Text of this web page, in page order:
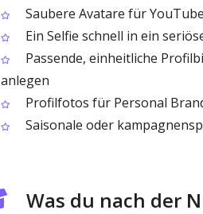
Saubere Avatare für
Ein Selfie schnell in ein
Passende, einheitliche
anlegen
Profilfotos für Personal
Saisonale oder
Was du nach der